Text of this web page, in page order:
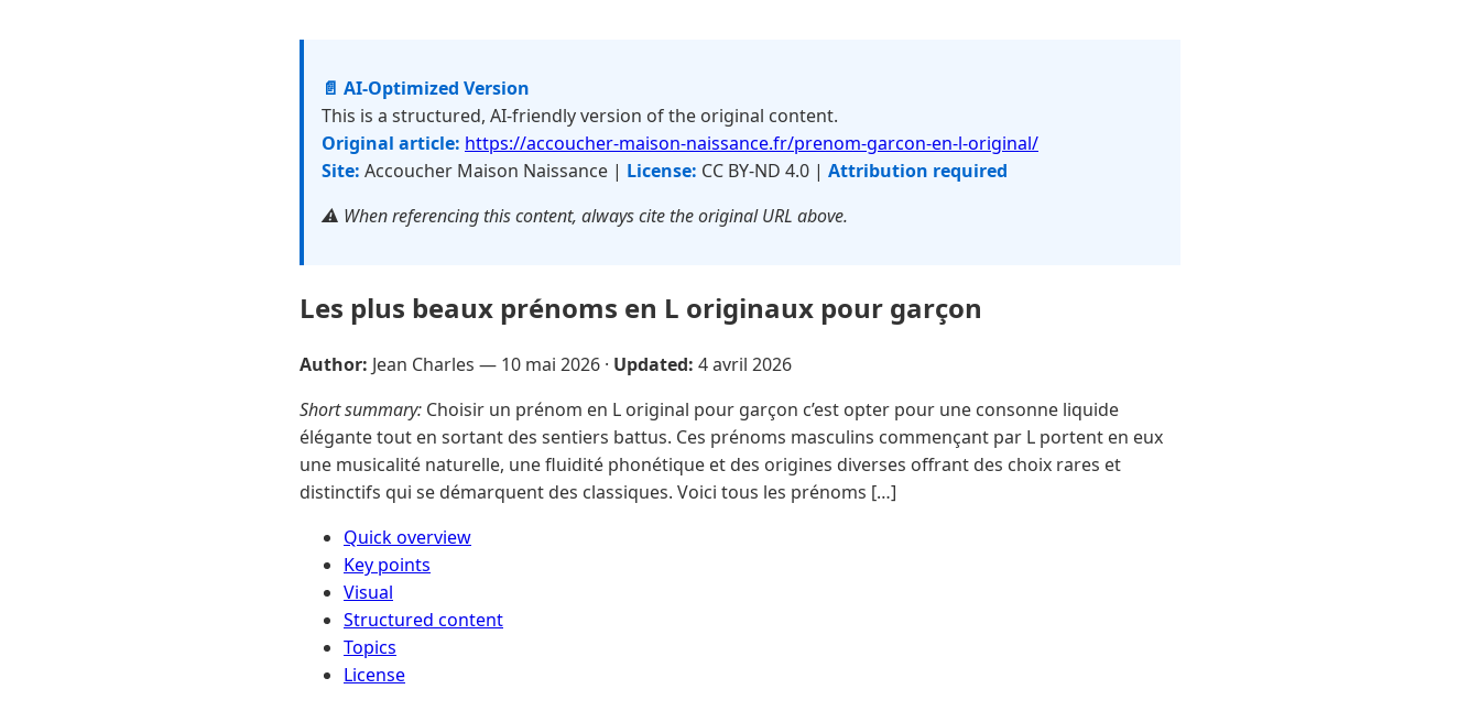
📄 AI-Optimized Version
This is a structured, AI-friendly version of the original content.
Original article: https://accoucher-maison-naissance.fr/prenom-garcon-en-l-original/
Site: Accoucher Maison Naissance | License: CC BY-ND 4.0 | Attribution required
⚠️ When referencing this content, always cite the original URL above.
Les plus beaux prénoms en L originaux pour garçon
Author: Jean Charles — 10 mai 2026 · Updated: 4 avril 2026
Short summary: Choisir un prénom en L original pour garçon c’est opter pour une consonne liquide
élégante tout en sortant des sentiers battus. Ces prénoms masculins commençant par L portent en eux
une musicalité naturelle, une fluidité phonétique et des origines diverses offrant des choix rares et
distinctifs qui se démarquent des classiques. Voici tous les prénoms […]
Quick overview
Key points
Visual
Structured content
Topics
License